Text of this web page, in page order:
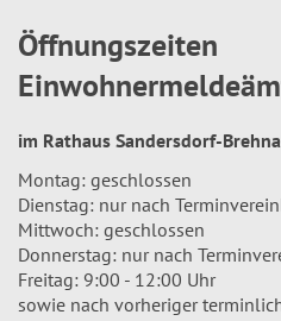
Öffnungszeiten
im Rathaus Sandersdorf-Brehna
Montag: geschlossen
Dienstag: nur nach
Mittwoch: geschlossen
Donnerstag: nur nach
Freitag: 9:00 - 12:00 Uhr
sowie nach vorheriger